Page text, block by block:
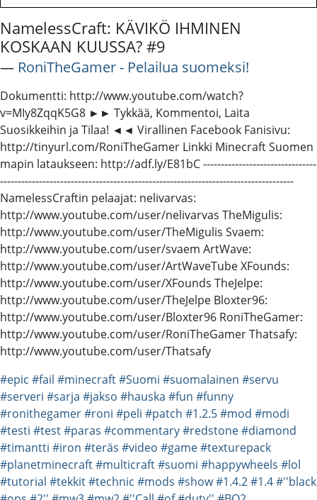
NamelessCraft: KÄVIKÖ IHMINEN
KOSKAAN KUUSSA? #9
― RoniTheGamer - Pelailua suomeksi!
Dokumentti: http://www.youtube.com/watch?
v=MIy8ZqqK5G8 ►► Tykkää, Kommentoi, Laita
Suosikkeihin ja Tilaa! ◄◄ Virallinen Facebook Fanisivu:
http://tinyurl.com/RoniTheGamer Linkki Minecraft Suomen
mapin lataukseen: http://adf.ly/E81bC --------------------------------
------------------------------------------------­-----------------------------------
NamelessCraftin pelaajat: nelivarvas:
http://www.youtube.com/user/nelivarvas TheMigulis:
http://www.youtube.com/user/TheMigulis Svaem:
http://www.youtube.com/user/svaem ArtWave:
http://www.youtube.com/user/ArtWaveTube XFounds:
http://www.youtube.com/user/XFounds TheJelpe:
http://www.youtube.com/user/TheJelpe Bloxter96:
http://www.youtube.com/user/Bloxter96 RoniTheGamer:
http://www.youtube.com/user/RoniTheGamer Thatsafy:
http://www.youtube.com/user/Thatsafy
#epic #fail #minecraft#Suomi #suomalainen #servu
#serveri #sarja #jakso #hauska #fun #funny
#ronithegamer#roni #peli #patch #1.2.5#mod #modi
#testi #test#paras #commentary#redstone#diamond
#timantti #iron #teräs #video #game#texturepack
#planetminecraft#multicraft#suomi #happywheels #lol
#tutorial #tekkit#technic #mods #show#1.4.2#1.4#''black